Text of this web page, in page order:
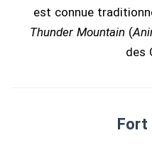
est connue
Thunder Mountain (
des
Fort